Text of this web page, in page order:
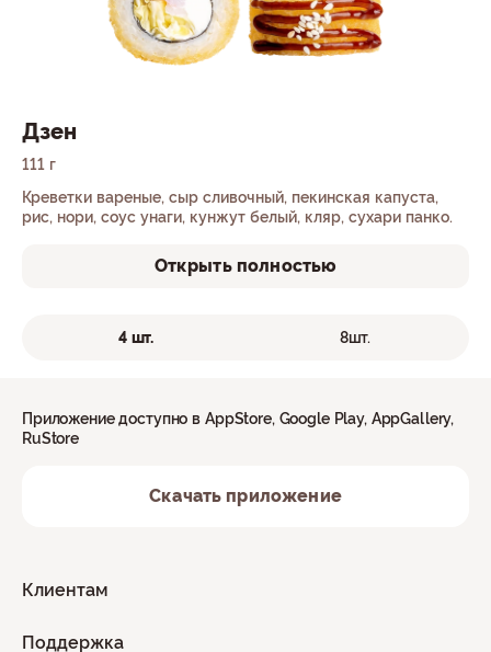
Дзен
111 г
Креветки вареные, сыр сливочный, пекинская капуста,
рис, нори, соус унаги, кунжут белый, кляр, сухари панко.
Открыть полностью
4 шт. 8шт.
Клиентам
Поддержка
Приложение доступно в AppStore, Google Play, AppGallery,
RuStore
Скачать приложение